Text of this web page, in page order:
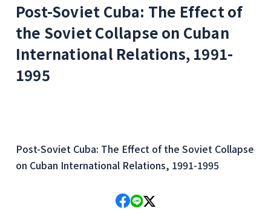
Post-Soviet Cuba: The Effect of
the Soviet Collapse on Cuban
International Relations, 1991-
1995
Post-Soviet Cuba: The Effect of the Soviet Collapse
on Cuban International Relations, 1991-1995